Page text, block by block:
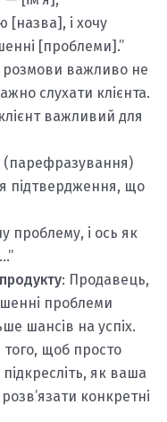
[назва], і хочу
[проблеми].”
розмови важливо не
слухати клієнта.
важливий для
(парефразування)
підтвердження, що
проблему, і ось як
: Продавець,
проблеми
шансів на успіх.
того, щоб просто
як ваша
конкретні